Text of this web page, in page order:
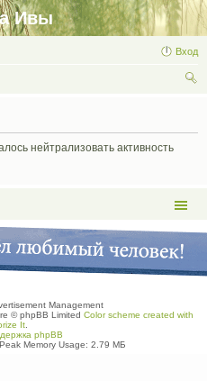
Ивы
Вход
нейтрализовать активность
Management
© phpBB Limited Color scheme created with
It.
phpBB
Memory Usage: 2.79 МБ